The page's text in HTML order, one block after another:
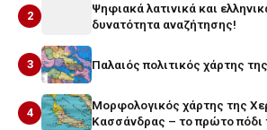
2
Ψηφιακά λατινικά και
δυνατότητα αναζήτησης!
3 Παλαιός πολιτικός χάρτης
4
Μορφολογικός χάρτης της
Κασσάνδρας – το πρώτο πόδι